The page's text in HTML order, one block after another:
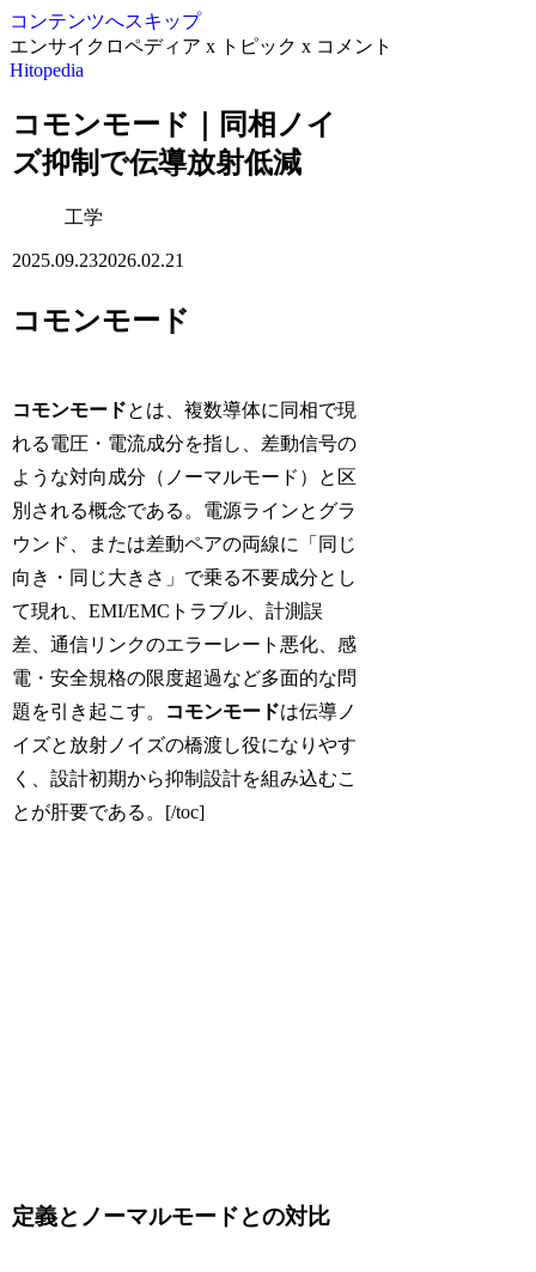
コンテンツへスキップ
エンサイクロペディア x トピック x コメント
Hitopedia
コモンモード｜同相ノイ
ズ抑制で伝導放射低減
工学
2025.09.232026.02.21
コモンモード
コモンモードとは、複数導体に同相で現
れる電圧・電流成分を指し、差動信号の
ような対向成分（ノーマルモード）と区
別される概念である。電源ラインとグラ
ウンド、または差動ペアの両線に「同じ
向き・同じ大きさ」で乗る不要成分とし
て現れ、EMI/EMCトラブル、計測誤
差、通信リンクのエラーレート悪化、感
電・安全規格の限度超過など多面的な問
題を引き起こす。
コモンモードは伝導ノ
イズと放射ノイズの橋渡し役になりやす
く、設計初期から抑制設計を組み込むこ
とが肝要である。[/toc]
定義とノーマルモードとの対比